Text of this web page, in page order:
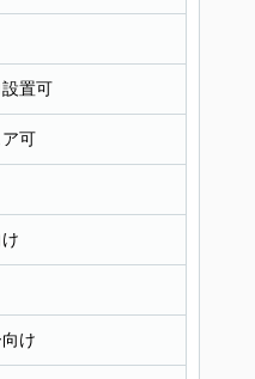
置可
可
け